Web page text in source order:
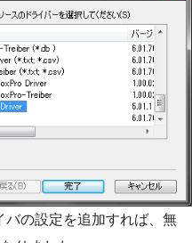
の設定を追加すれば、無